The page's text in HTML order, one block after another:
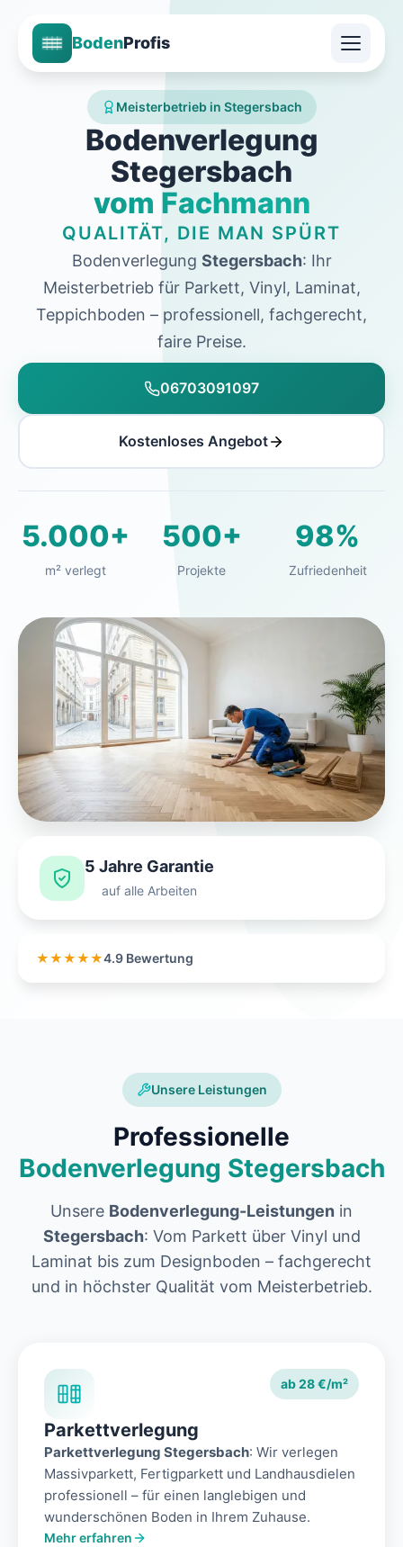
BodenProfis
Meisterbetrieb in Stegersbach
Bodenverlegung
Stegersbach
vom Fachmann
QUALITÄT, DIE MAN SPÜRT
Bodenverlegung Stegersbach: Ihr
Meisterbetrieb für Parkett, Vinyl, Laminat,
Teppichboden – professionell, fachgerecht,
faire Preise.
06703091097
Kostenloses Angebot
5.000+
m² verlegt
500+
Projekte
98%
Zufriedenheit
5 Jahre Garantie
auf alle Arbeiten
★★★★★4.9 Bewertung
Unsere Leistungen
Professionelle
Bodenverlegung Stegersbach
Unsere Bodenverlegung-Leistungen in
Stegersbach: Vom Parkett über Vinyl und
Laminat bis zum Designboden – fachgerecht
und in höchster Qualität vom Meisterbetrieb.
ab 28 €/m²
Parkettverlegung
Parkettverlegung Stegersbach: Wir verlegen
Massivparkett, Fertigparkett und Landhausdielen
professionell – für einen langlebigen und
wunderschönen Boden in Ihrem Zuhause.
Mehr erfahren